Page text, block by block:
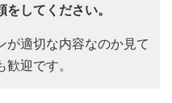
してください。
が適切な内容なのか見て
迎です。